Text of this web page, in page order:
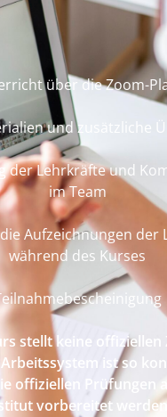
über die Zoom-
und zusätzliche
der Lehrkräfte und
im Team
Aufzeichnungen der
während des Kurses
stellt keine offiziellen
ist so
offiziellen Prüfungen
vorbereitet